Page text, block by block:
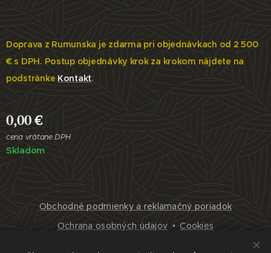
Doprava z Rumunska je zdarma pri objednávkach od 2 500
€ s DPH. Postup objednávky krok za krokom nájdete na
podstránkeKontakt.
0,00€
cena vrátane DPH
Skladom
Obchodné podmienky a reklamačný poriadok
Ochrana osobných údajov
Cookies